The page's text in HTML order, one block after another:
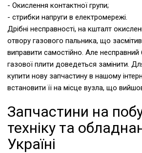
- Окислення контактної групи;
- стрибки напруги в електромережі.
Дрібні несправності, на кшталт
отвору газового пальника, що
виправити самостійно. Але
газової плити доведеться замінити.
купити нову запчастину в нашому
встановити її на місце вузла, що
Запчастини на
техніку та
Україні